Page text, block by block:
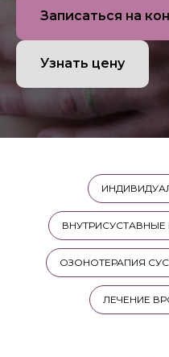
Записаться на
Узнать цену
ОЗОНОТЕРАПИЯ
ЛЕЧЕНИЕ